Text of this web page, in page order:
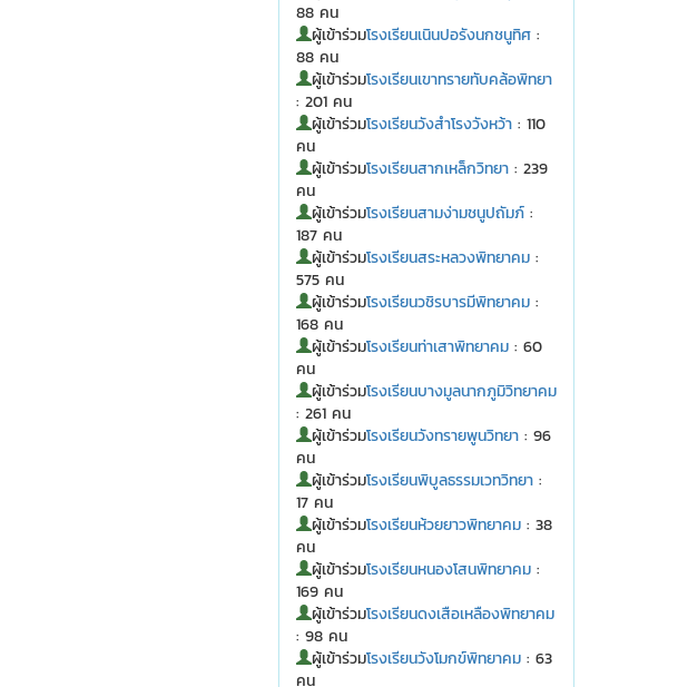
88 คน
ผู้เข้าร่วมโรงเรียนเนินปอรังนกชนูทิศ:
88 คน
ผู้เข้าร่วมโรงเรียนเขาทรายทับคล้อพิทยา
: 201 คน
ผู้เข้าร่วมโรงเรียนวังสำโรงวังหว้า: 110
คน
ผู้เข้าร่วมโรงเรียนสากเหล็กวิทยา: 239
คน
ผู้เข้าร่วมโรงเรียนสามง่ามชนูปถัมภ์:
187 คน
ผู้เข้าร่วมโรงเรียนสระหลวงพิทยาคม:
575 คน
ผู้เข้าร่วมโรงเรียนวชิรบารมีพิทยาคม:
168 คน
ผู้เข้าร่วมโรงเรียนท่าเสาพิทยาคม: 60
คน
ผู้เข้าร่วมโรงเรียนบางมูลนากภูมิวิทยาคม
: 261 คน
ผู้เข้าร่วมโรงเรียนวังทรายพูนวิทยา: 96
คน
ผู้เข้าร่วมโรงเรียนพิบูลธรรมเวทวิทยา:
17 คน
ผู้เข้าร่วมโรงเรียนห้วยยาวพิทยาคม: 38
คน
ผู้เข้าร่วมโรงเรียนหนองโสนพิทยาคม:
169 คน
ผู้เข้าร่วมโรงเรียนดงเสือเหลืองพิทยาคม
: 98 คน
ผู้เข้าร่วมโรงเรียนวังโมกข์พิทยาคม: 63
คน